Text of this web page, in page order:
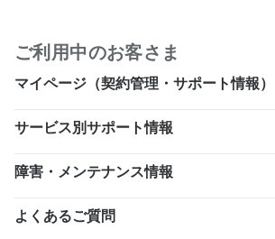
ご利用中のお客さま
マイページ（契約管理・サポート情報）
サービス別サポート情報
障害・メンテナンス情報
よくあるご質問